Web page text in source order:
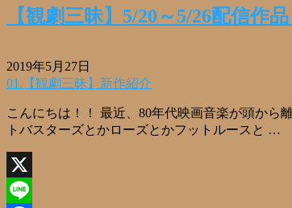
【観劇三昧】5/20～5/26配信作
2019年5月27日
01.【観劇三昧】新作紹介
こんにちは！！ 最近、80年代映画音楽が頭から
トバスターズとかローズとかフットルースと …
X